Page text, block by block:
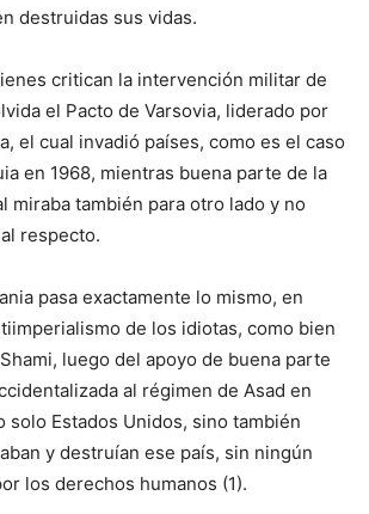
destruidas sus vidas.
critican la intervención militar de
el Pacto de Varsovia, liderado por
el cual invadió países, como es el caso
en 1968, mientras buena parte de la
miraba también para otro lado y no
respecto.
pasa exactamente lo mismo, en
de los idiotas, como bien
luego del apoyo de buena parte
al régimen de Asad en
solo Estados Unidos, sino también
y destruían ese país, sin ningún
los derechos humanos (1).